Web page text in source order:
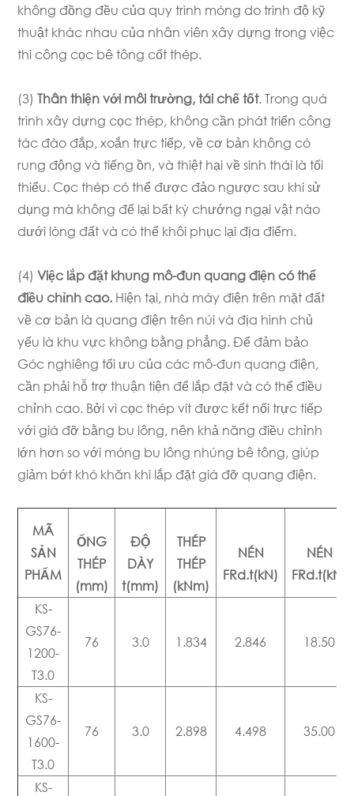
không đồng đều của quy trình móng do trình độ kỹ
thuật khác nhau của nhân viên xây dựng trong việc
thi công cọc bê tông cốt thép.
(3)Thân thiện với môi trường, tái chế tốt. Trong quá
trình xây dựng cọc thép, không cần phát triển công
tác đào đắp, xoắn trực tiếp, về cơ bản không có
rung động và tiếng ồn, và thiệt hại về sinh thái là tối
thiểu. Cọc thép có thể được đảo ngược sau khi sử
dụng mà không để lại bất kỳ chướng ngại vật nào
dưới lòng đất và có thể khôi phục lại địa điểm.
(4)Việc lắp đặt khung mô-đun quang điện có thể
điều chỉnh cao. Hiện tại, nhà máy điện trên mặt đất
về cơ bản là quang điện trên núi và địa hình chủ
yếu là khu vực không bằng phẳng. Để đảm bảo
Góc nghiêng tối ưu của các mô-đun quang điện,
cần phải hỗ trợ thuận tiện để lắp đặt và có thể điều
chỉnh cao. Bởi vì cọc thép vít được kết nối trực tiếp
với giá đỡ bằng bu lông, nên khả năng điều chỉnh
lớn hơn so với móng bu lông nhúng bê tông, giúp
giảm bớt khó khăn khi lắp đặt giá đỡ quang điện.
MÃ
SẢN
PHẨM
ỐNG
THÉP
(mm)
ĐỘ
DÀY
t(mm)
THÉP
THÉP
(kNm)
NÉN
FRd.t(kN)
NÉN
FRd.t(kN)
KS-
GS76-
1200-
T3.0
76 3.0 1.834 2.846 18.50
KS-
GS76-
1600-
T3.0
76 3.0 2.898 4.498 35.00
KS-